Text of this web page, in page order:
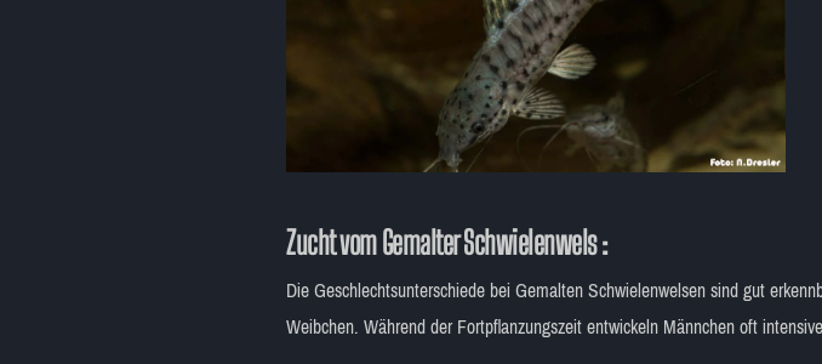
Zucht vom Gemalter Schwielenwels :
Die Geschlechtsunterschiede bei Gemalten Schwielenwelsen sind gut
Weibchen. Während der Fortpflanzungszeit entwickeln Männchen oft